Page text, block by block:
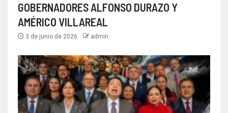
GOBERNADORES ALFONSO DURAZO Y
AMÉRICO VILLAREAL
3 de junio de 2026 admin